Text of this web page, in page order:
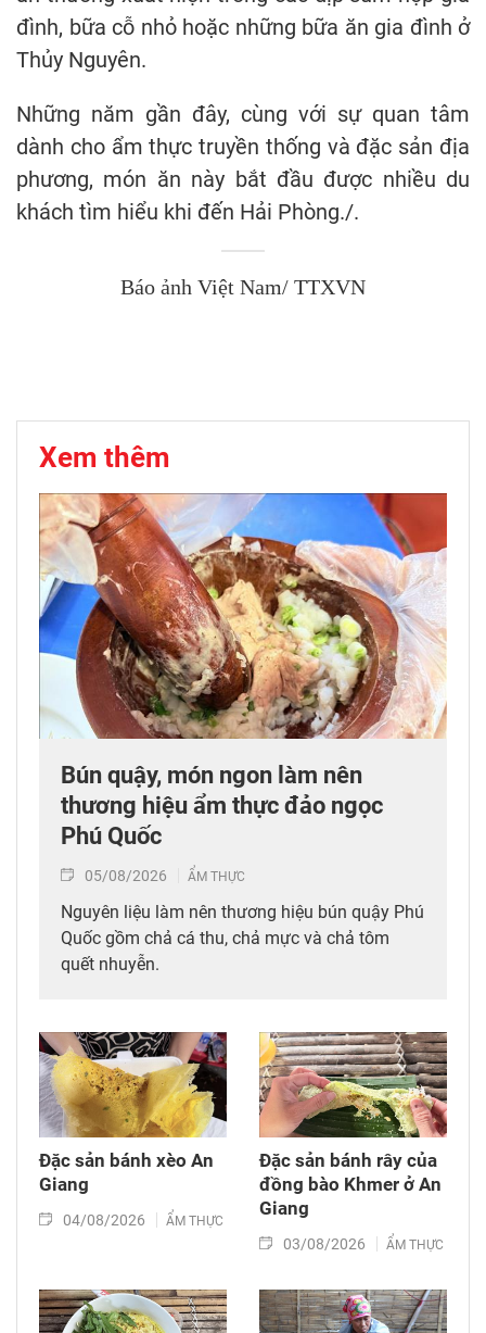
đình, bữa cỗ nhỏ hoặc những bữa ăn gia đình ở
Thủy Nguyên.
Những năm gần đây, cùng với sự quan tâm
dành cho ẩm thực truyền thống và đặc sản địa
phương, món ăn này bắt đầu được nhiều du
khách tìm hiểu khi đến Hải Phòng./.
Báo ảnh Việt Nam/ TTXVN
Xem thêm
Bún quậy, món ngon làm nên
thương hiệu ẩm thực đảo ngọc
Phú Quốc
05/08/2026 ẨM THỰC
Nguyên liệu làm nên thương hiệu bún quậy Phú
Quốc gồm chả cá thu, chả mực và chả tôm
quết nhuyễn.
Đặc sản bánh xèo An
Giang
04/08/2026 ẨM THỰC
Đặc sản bánh rây của
đồng bào Khmer ở An
Giang
03/08/2026 ẨM THỰC